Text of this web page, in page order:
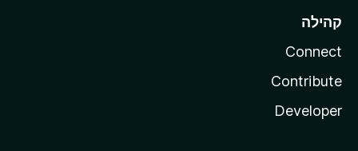
קהילה
Connect
Contribute
Developer